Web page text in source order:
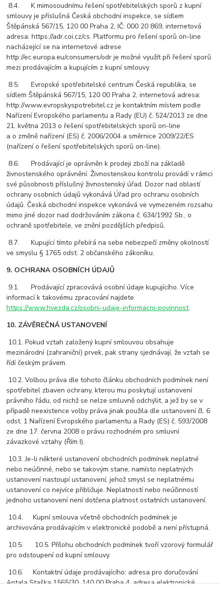
8.4. K mimosoudnímu řešení spotřebitelských sporů z kupní
smlouvy je příslušná Česká obchodní inspekce, se sídlem
Štěpánská 567/15, 120 00 Praha 2, IČ: 000 20 869, internetová
adresa: https://adr.coi.cz/cs. Platformu pro řešení sporů on-line
nacházející se na internetové adrese
http://ec.europa.eu/consumers/odr je možné využít při řešení sporů
mezi prodávajícím a kupujícím z kupní smlouvy.
8.5. Evropské spotřebitelské centrum Česká republika, se
sídlem Štěpánská 567/15, 120 00 Praha 2, internetová adresa:
http://www.evropskyspotrebitel.cz je kontaktním místem podle
Nařízení Evropského parlamentu a Rady (EU) č. 524/2013 ze dne
21. května 2013 o řešení spotřebitelských sporů on-line
a o změně nařízení (ES) č. 2006/2004 a směrnice 2009/22/ES
(nařízení o řešení spotřebitelských sporů on-line).
8.6. Prodávající je oprávněn k prodeji zboží na základě
živnostenského oprávnění. Živnostenskou kontrolu provádí v rámci
své působnosti příslušný živnostenský úřad. Dozor nad oblastí
ochrany osobních údajů vykonává Úřad pro ochranu osobních
údajů. Česká obchodní inspekce vykonává ve vymezeném rozsahu
mimo jiné dozor nad dodržováním zákona č. 634/1992 Sb., o
ochraně spotřebitele, ve znění pozdějších předpisů.
8.7. Kupující tímto přebírá na sebe nebezpečí změny okolností
ve smyslu § 1765 odst. 2 občanského zákoníku.
9. OCHRANA OSOBNÍCH ÚDAJŮ
9.1. Prodávající zpracovává osobní údaje kupujícího. Více
informací k takovému zpracování najdete
https://www.hvezda.cz/osobni-udaje-informacni-povinnost.
10. ZÁVĚREČNÁ USTANOVENÍ
10.1. Pokud vztah založený kupní smlouvou obsahuje
mezinárodní (zahraniční) prvek, pak strany sjednávají, že vztah se
řídí českým právem.
10.2. Volbou práva dle tohoto článku obchodních podmínek není
spotřebitel zbaven ochrany, kterou mu poskytují ustanovení
právního řádu, od nichž se nelze smluvně odchýlit, a jež by se v
případě neexistence volby práva jinak použila dle ustanovení čl. 6
odst. 1 Nařízení Evropského parlamentu a Rady (ES) č. 593/2008
ze dne 17. června 2008 o právu rozhodném pro smluvní
závazkové vztahy (Řím I).
10.3. Je-li některé ustanovení obchodních podmínek neplatné
nebo neúčinné, nebo se takovým stane, namísto neplatných
ustanovení nastoupí ustanovení, jehož smysl se neplatnému
ustanovení co nejvíce přibližuje. Neplatností nebo neúčinností
jednoho ustanovení není dotčena platnost ostatních ustanovení.
10.4. Kupní smlouva včetně obchodních podmínek je
archivována prodávajícím v elektronické podobě a není přístupná.
10.5. 10.5. Přílohu obchodních podmínek tvoří vzorový formulář
pro odstoupení od kupní smlouvy.
10.6. Kontaktní údaje prodávajícího: adresa pro doručování
Antala Staška 1565/30, 140 00 Praha 4, adresa elektronické